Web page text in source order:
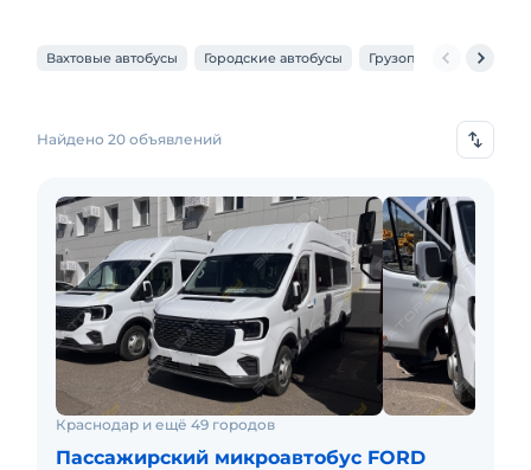
Вахтовые автобусы Городские автобусы Грузопассажирские
Найдено 20 объявлений
Краснодар и ещё 49 городов
Пассажирский микроавтобус FORD